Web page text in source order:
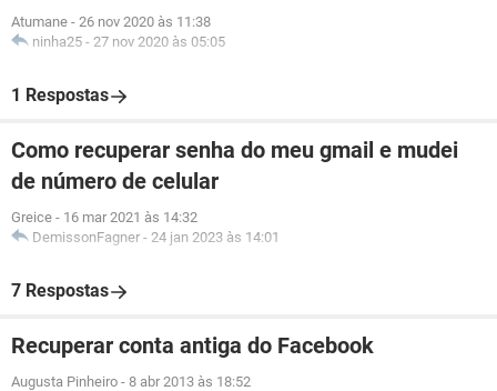
Atumane - 26 nov 2020 às 11:38
ninha25 - 27 nov 2020 às 05:05
1 Respostas
Como recuperar senha do meu gmail e mudei
de número de celular
Greice - 16 mar 2021 às 14:32
DemissonFagner - 24 jan 2023 às 14:01
7 Respostas
Recuperar conta antiga do Facebook
Augusta Pinheiro - 8 abr 2013 às 18:52